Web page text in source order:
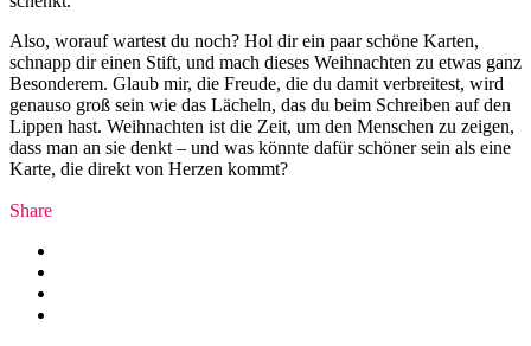
Also, worauf wartest du noch? Hol dir ein paar schöne Karten,
schnapp dir einen Stift, und mach dieses Weihnachten zu etwas ganz
Besonderem. Glaub mir, die Freude, die du damit verbreitest, wird
genauso groß sein wie das Lächeln, das du beim Schreiben auf den
Lippen hast. Weihnachten ist die Zeit, um den Menschen zu zeigen,
dass man an sie denkt – und was könnte dafür schöner sein als eine
Karte, die direkt von Herzen kommt?
Share